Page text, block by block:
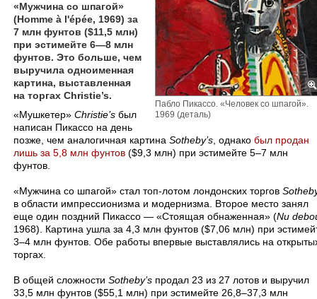
Пабло Пикассо. «Человек со шпагой».
1969 (деталь)
«Мужчина со шпагой»
(Homme à l'épée, 1969) за
7 млн фунтов ($11,5 млн)
при эстимейте 6—8 млн
фунтов. Это больше, чем
выручила одноименная
картина, выставленная
на торгах Christie’s.
«Мушкетер» Christie’s был
написан Пикассо на день
позже, чем аналогичная картина Sotheby’s , однако был продан
лишь за 5,8 млн фунтов ($9,3 млн) при эстимейте 5–7 млн
фунтов.
«Мужчина со шпагой» стал топ-лотом лондонских торгов
в области импрессионизма и модернизма. Второе место занял
еще один поздний Пикассо — «Стоящая обнаженная» (Nu
1968). Картина ушла за 4,3 млн фунтов ($7,06 млн) при
3–4 млн фунтов. Обе работы впервые выставлялись на
торгах.
В общей сложности Sotheby’s продал 23 из 27 лотов и выручил
33,5 млн фунтов ($55,1 млн) при эстимейте 26,8–37,3 млн